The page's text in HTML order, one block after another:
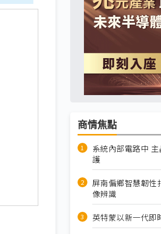
商情焦點
系統內部電路中
護
屏南偏鄉智慧韌性
像辨識
英特蒙以新一代即